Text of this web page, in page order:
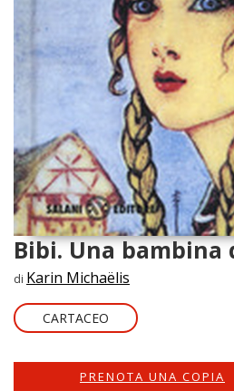
Bibi. Una bambina
di Karin Michaëlis
CARTACEO
PRENOTA UNA COPIA